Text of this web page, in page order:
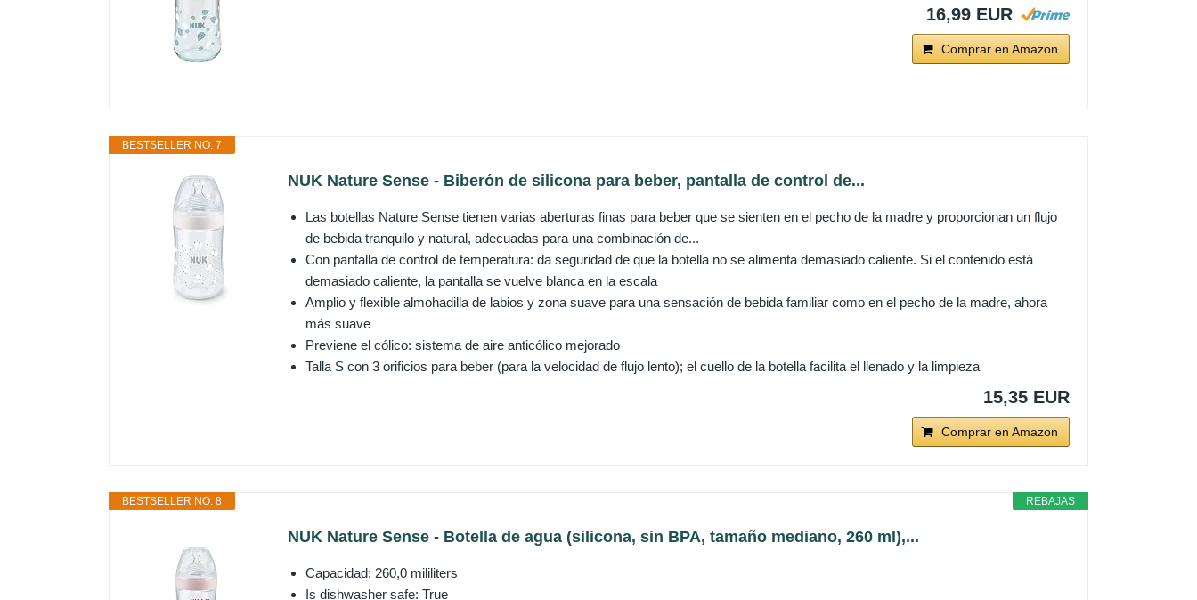
16,99 EUR
Comprar en Amazon
BESTSELLER NO. 7
NUK Nature Sense - Biberón de silicona para beber, pantalla de control de...
Las botellas Nature Sense tienen varias aberturas finas para beber que se sienten en el pecho de la madre y proporcionan un flujo
de bebida tranquilo y natural, adecuadas para una combinación de...
Con pantalla de control de temperatura: da seguridad de que la botella no se alimenta demasiado caliente. Si el contenido está
demasiado caliente, la pantalla se vuelve blanca en la escala
Amplio y flexible almohadilla de labios y zona suave para una sensación de bebida familiar como en el pecho de la madre, ahora
más suave
Previene el cólico: sistema de aire anticólico mejorado
Talla S con 3 orificios para beber (para la velocidad de flujo lento); el cuello de la botella facilita el llenado y la limpieza
15,35 EUR
Comprar en Amazon
REBAJAS
BESTSELLER NO. 8
NUK Nature Sense - Botella de agua (silicona, sin BPA, tamaño mediano, 260 ml),...
Capacidad: 260,0 mililiters
Is dishwasher safe: True